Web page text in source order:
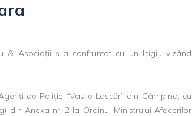
& Asociații s-a confruntat cu un litigiu vizând
de Poliție “Vasile Lascăr” din Câmpina, cu
din Anexa nr. 2 la Ordinul Ministrului Afacerilor